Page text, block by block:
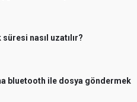
nasıl uzatılır?
bluetooth ile dosya göndermek